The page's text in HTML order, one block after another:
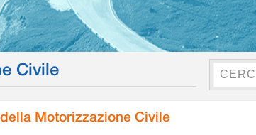
Civile
Motorizzazione Civile